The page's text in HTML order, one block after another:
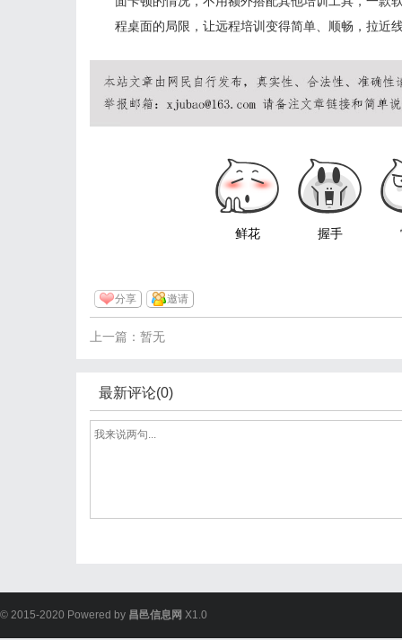
程桌面的局限，让远程培训变得简单、顺畅，拉近
鲜花 握手
分享 邀请
上一篇：暂无
最新评论(0)
© 2015-2020 Powered by 昌邑信息网 X1.0